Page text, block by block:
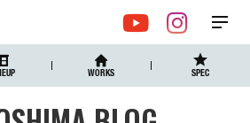
WORKS SPEC
YouTube
メ